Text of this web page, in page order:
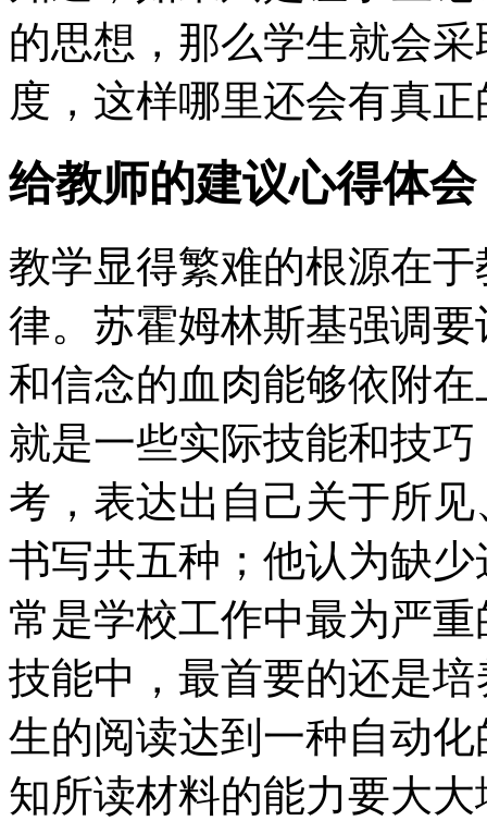
的思想，那么学生就会
度，这样哪里还会有真
给教师的建议心得体
教学显得繁难的根源在
律。苏霍姆林斯基强调
和信念的血肉能够依附
就是一些实际技能和技
考，表达出自己关于所
书写共五种；他认为缺
常是学校工作中最为严
技能中，最首要的还是
生的阅读达到一种自动
知所读材料的能力要大